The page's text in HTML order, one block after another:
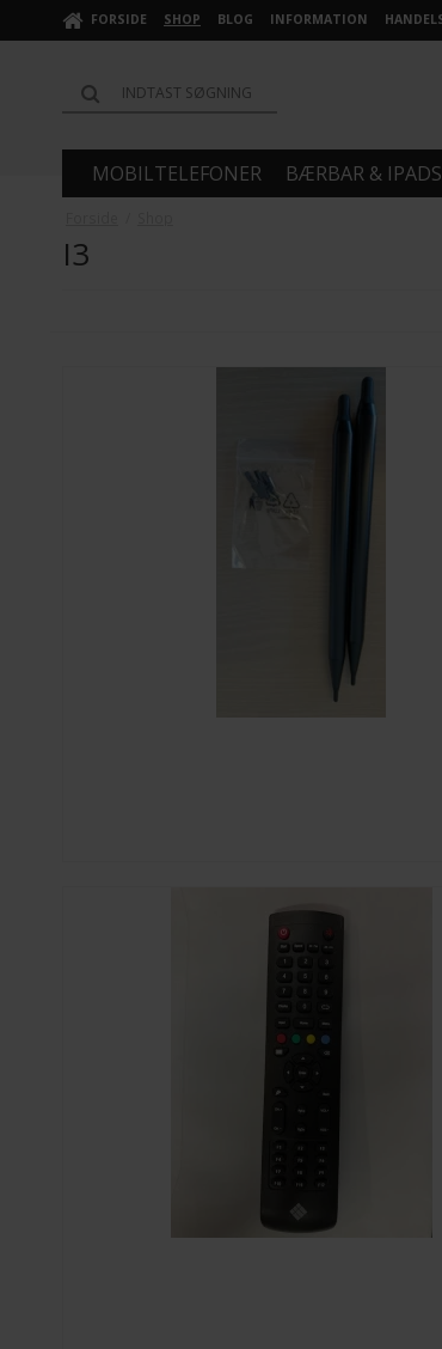
FORSIDE SHOP BLOG INFORMATION
MOBILTELEFONER BÆRBAR & IPADS
I3